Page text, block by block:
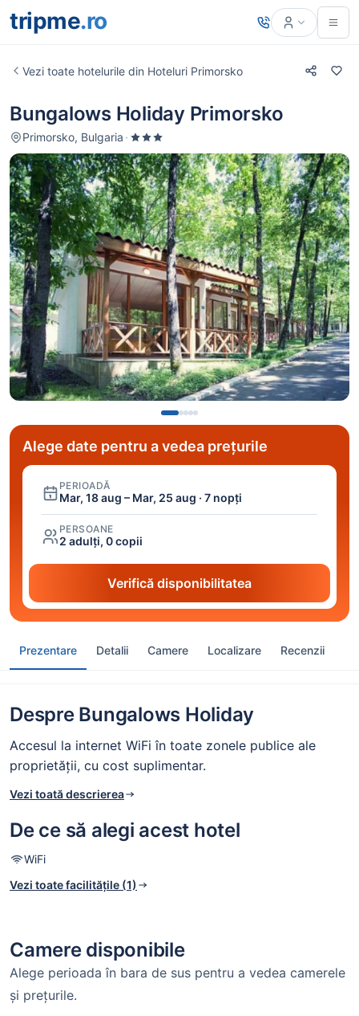
tripme.ro
Alege date pentru a vedea prețurile
PERIOADĂ
Mar, 18 aug – Mar, 25 aug · 7 nopți
PERSOANE
2 adulți, 0 copii
Verifică disponibilitatea
Vezi toate hotelurile din Hoteluri Primorsko
Prezentare Detalii Camere Localizare Recenzii
Bungalows Holiday Primorsko
Primorsko, Bulgaria ·
Despre Bungalows Holiday
Accesul la internet WiFi în toate zonele publice ale
proprietății, cu cost suplimentar.
Vezi toată descrierea
De ce să alegi acest hotel
WiFi
Vezi toate facilitățile (1)
Camere disponibile
Alege perioada în bara de sus pentru a vedea camerele
și prețurile.